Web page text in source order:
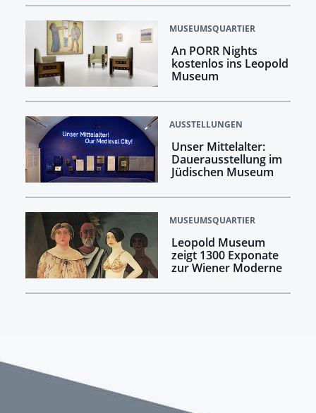
MUSEUMSQUARTIER
An PORR Nights
kostenlos ins Leopold
Museum
AUSSTELLUNGEN
Unser Mittelalter:
Dauerausstellung im
Jüdischen Museum
MUSEUMSQUARTIER
Leopold Museum
zeigt 1300 Exponate
zur Wiener Moderne